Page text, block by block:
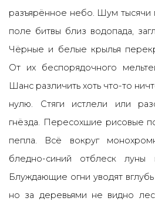
разъярённое небо. Шум тысячи
поле битвы близ водопада,
Чёрные и белые крылья
От их беспорядочного
Шанс различить хоть что-то
нулю. Стяги истлели или
гнёзда. Пересохшие рисовые
пепла. Всё вокруг
бледно-синий отблеск
Блуждающие огни уводят
но за деревьями не видно